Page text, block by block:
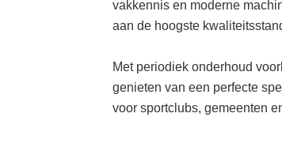
vakkennis en moderne
aan de hoogste
Met periodiek onderhoud
genieten van een perfecte
voor sportclubs, gemeenten